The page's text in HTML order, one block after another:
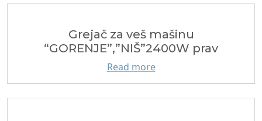
Grejač za veš mašinu
“GORENJE”,”NIŠ”2400W prav
Read more